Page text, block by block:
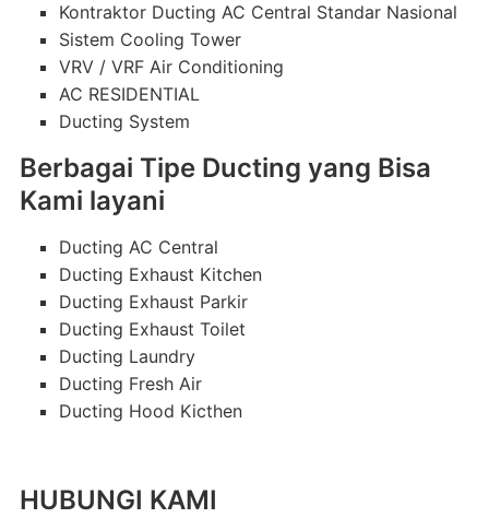
Kontraktor Ducting AC Central Standar Nasional
Sistem Cooling Tower
VRV / VRF Air Conditioning
AC RESIDENTIAL
Ducting System
Berbagai Tipe Ducting yang Bisa
Kami layani
Ducting AC Central
Ducting Exhaust Kitchen
Ducting Exhaust Parkir
Ducting Exhaust Toilet
Ducting Laundry
Ducting Fresh Air
Ducting Hood Kicthen
HUBUNGI KAMI